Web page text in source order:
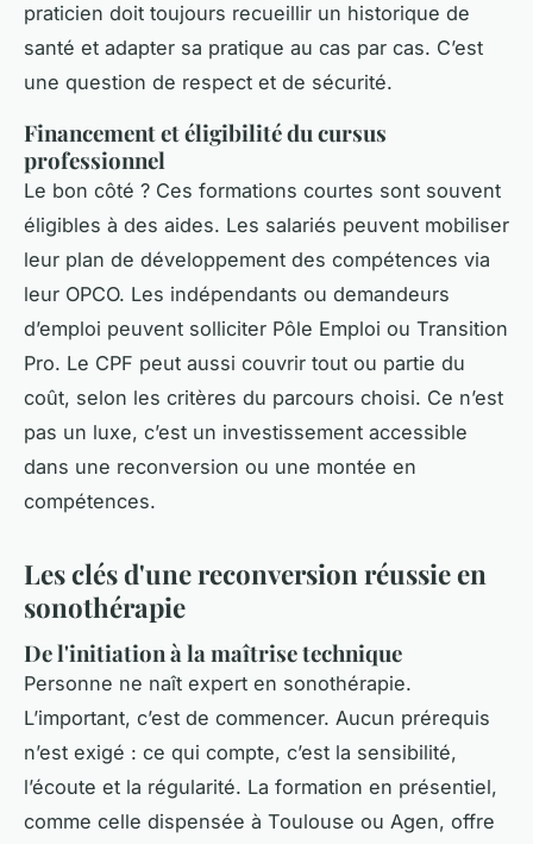
praticien doit toujours recueillir un historique de
santé et adapter sa pratique au cas par cas. C’est
une question de respect et de sécurité.
Financement et éligibilité du cursus
professionnel
Le bon côté ? Ces formations courtes sont souvent
éligibles à des aides. Les salariés peuvent mobiliser
leur plan de développement des compétences via
leur OPCO. Les indépendants ou demandeurs
d’emploi peuvent solliciter Pôle Emploi ou Transition
Pro. Le CPF peut aussi couvrir tout ou partie du
coût, selon les critères du parcours choisi. Ce n’est
pas un luxe, c’est un investissement accessible
dans une reconversion ou une montée en
compétences.
Les clés d'une reconversion réussie en
sonothérapie
De l'initiation à la maîtrise technique
Personne ne naît expert en sonothérapie.
L’important, c’est de commencer. Aucun prérequis
n’est exigé : ce qui compte, c’est la sensibilité,
l’écoute et la régularité. La formation en présentiel,
comme celle dispensée à Toulouse ou Agen, offre